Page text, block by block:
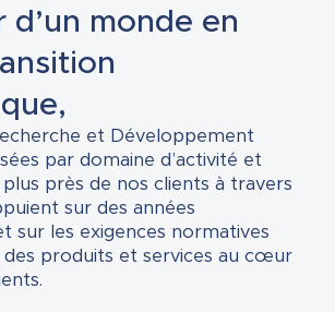
monde en
et Développement
par domaine d’activité et
près de nos clients à travers
sur des années
sur les exigences normatives
produits et services au cœur